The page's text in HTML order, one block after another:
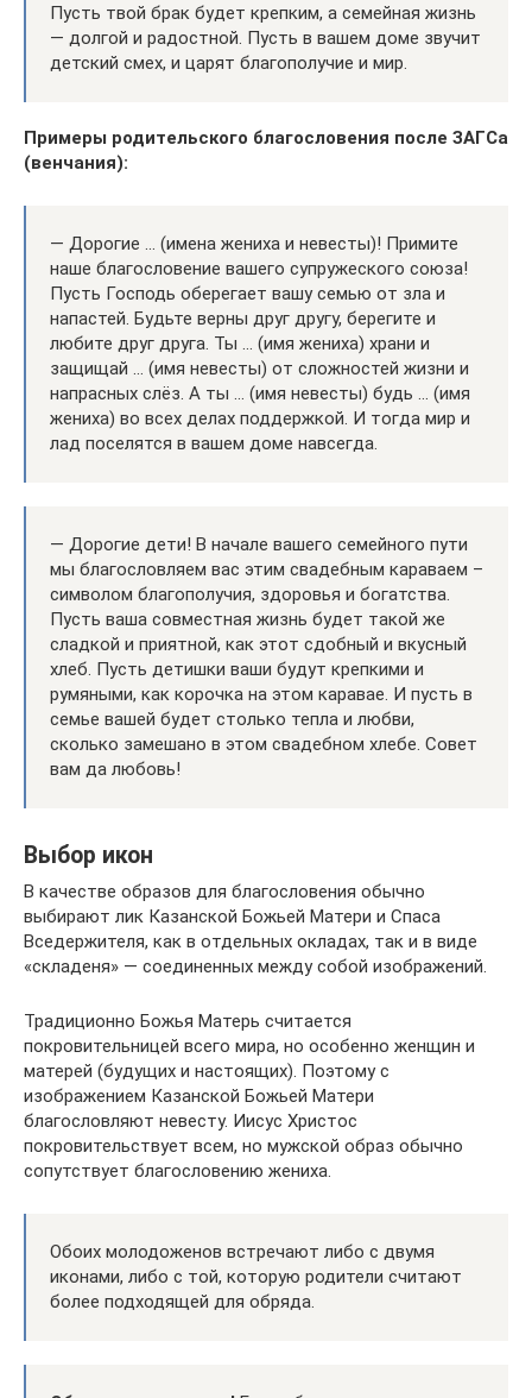
Пусть твой брак будет крепким, а семейная жизнь
— долгой и радостной. Пусть в вашем доме звучит
детский смех, и царят благополучие и мир.
Примеры родительского благословения после ЗАГСа
(венчания):
— Дорогие … (имена жениха и невесты)! Примите
наше благословение вашего супружеского союза!
Пусть Господь оберегает вашу семью от зла и
напастей. Будьте верны друг другу, берегите и
любите друг друга. Ты … (имя жениха) храни и
защищай … (имя невесты) от сложностей жизни и
напрасных слёз. А ты … (имя невесты) будь … (имя
жениха) во всех делах поддержкой. И тогда мир и
лад поселятся в вашем доме навсегда.
— Дорогие дети! В начале вашего семейного пути
мы благословляем вас этим свадебным караваем –
символом благополучия, здоровья и богатства.
Пусть ваша совместная жизнь будет такой же
сладкой и приятной, как этот сдобный и вкусный
хлеб. Пусть детишки ваши будут крепкими и
румяными, как корочка на этом каравае. И пусть в
семье вашей будет столько тепла и любви,
сколько замешано в этом свадебном хлебе. Совет
вам да любовь!
Выбор икон
В качестве образов для благословения обычно
выбирают лик Казанской Божьей Матери и Спаса
Вседержителя, как в отдельных окладах, так и в виде
«складеня» — соединенных между собой изображений.
Традиционно Божья Матерь считается
покровительницей всего мира, но особенно женщин и
матерей (будущих и настоящих). Поэтому с
изображением Казанской Божьей Матери
благословляют невесту. Иисус Христос
покровительствует всем, но мужской образ обычно
сопутствует благословению жениха.
Обоих молодоженов встречают либо с двумя
иконами, либо с той, которую родители считают
более подходящей для обряда.